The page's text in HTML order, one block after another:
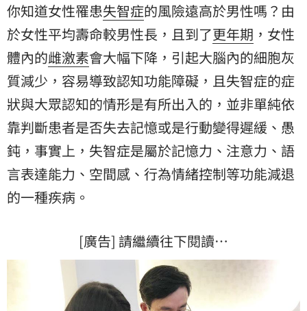
你知道女性罹患失智症的風險遠高於男性嗎？由
於女性平均壽命較男性長，且到了更年期 ，女性
體內的雌激素會大幅下降，引起大腦內的細胞灰
質減少，容易導致認知功能障礙，且失智症的症
狀與大眾認知的情形是有所出入的，並非單純依
靠判斷患者是否失去記憶或是行動變得遲緩、愚
鈍，事實上，失智症是屬於記憶力、注意力、語
言表達能力、空間感、行為情緒控制等功能減退
的一種疾病。
[廣告] 請繼續往下閱讀…